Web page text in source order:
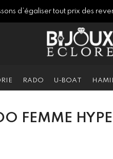
d’égaliser tout prix des
RADO U-BOAT
FEMME